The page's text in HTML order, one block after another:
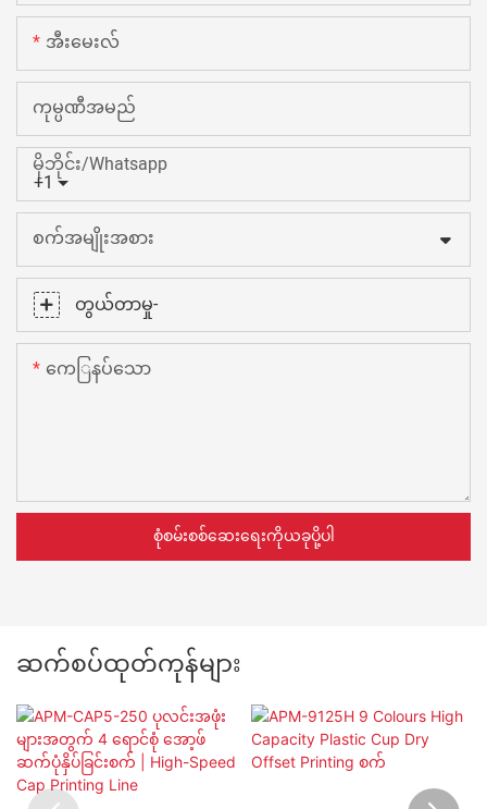
အီးမေးလ်
ကုမ္ပဏီအမည်
+1
မိုဘိုင်း/Whatsapp
စက်အမျိုးအစား
တွယ်တာမှု-
ကေြနပ်သော
စုံစမ်းစစ်ဆေးရေးကိုယခုပို့ပါ
ဆက်စပ်ထုတ်ကုန်များ